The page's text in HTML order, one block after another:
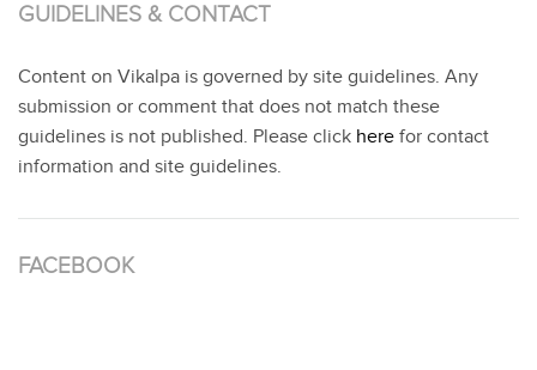
GUIDELINES & CONTACT
Content on Vikalpa is governed by site guidelines. Any
submission or comment that does not match these
guidelines is not published. Please click here for contact
information and site guidelines.
FACEBOOK